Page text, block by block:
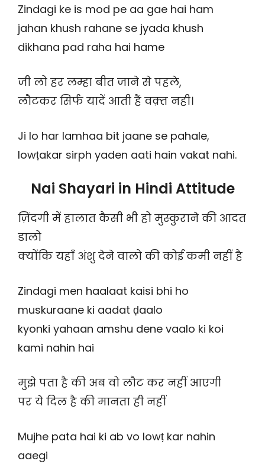
Zindagi ke is mod pe aa gae hai ham
jahan khush rahane se jyada khush
dikhana pad raha hai hame
जी लो हर लम्हा बीत जाने से पहले,
लौटकर सिर्फ यादें आती हैं वक़्त नही।
Ji lo har lamhaa bit jaane se pahale,
lowṭakar sirph yaden aati hain vakat nahi.
Nai Shayari in Hindi Attitude
ज़िंदगी में हालात कैसी भी हो मुस्कुराने की आदत
डालो
क्योंकि यहाँ अंशु देने वालो की कोई कमी नहीं है
Zindagi men haalaat kaisi bhi ho
muskuraane ki aadat ḍaalo
kyonki yahaan amshu dene vaalo ki koi
kami nahin hai
मुझे पता है की अब वो लौट कर नहीं आएगी
पर ये दिल है की मानता ही नहीं
Mujhe pata hai ki ab vo lowṭ kar nahin
aaegi